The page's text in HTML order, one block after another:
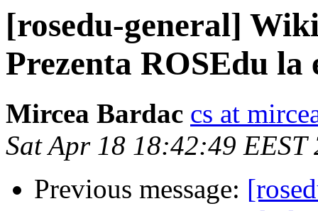
[rosedu-general]
Prezenta ROSEdu
Mircea Bardac cs at
Sat Apr 18 18:42:49 EEST
Previous message: